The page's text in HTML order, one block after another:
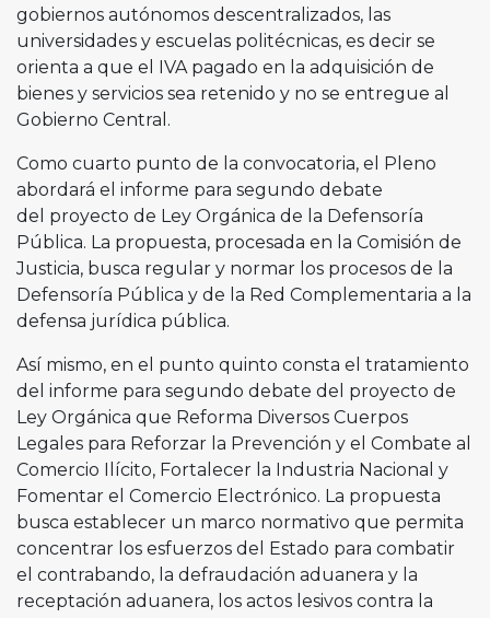
gobiernos autónomos descentralizados, las
universidades y escuelas politécnicas, es decir se
orienta a que el IVA pagado en la adquisición de
bienes y servicios sea retenido y no se entregue al
Gobierno Central.
Como cuarto punto de la convocatoria, el Pleno
abordará el informe para segundo debate
del proyecto de Ley Orgánica de la Defensoría
Pública. La propuesta, procesada en la Comisión de
Justicia, busca regular y normar los procesos de la
Defensoría Pública y de la Red Complementaria a la
defensa jurídica pública.
Así mismo, en el punto quinto consta el tratamiento
del informe para segundo debate del proyecto de
Ley Orgánica que Reforma Diversos Cuerpos
Legales para Reforzar la Prevención y el Combate al
Comercio Ilícito, Fortalecer la Industria Nacional y
Fomentar el Comercio Electrónico. La propuesta
busca establecer un marco normativo que permita
concentrar los esfuerzos del Estado para combatir
el contrabando, la defraudación aduanera y la
receptación aduanera, los actos lesivos contra la